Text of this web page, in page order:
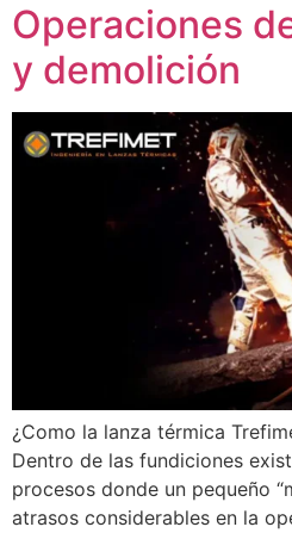
Operaciones
y demolición
¿Como la lanza térmica
Dentro de las fundiciones
procesos donde un pequeño
atrasos considerables en la